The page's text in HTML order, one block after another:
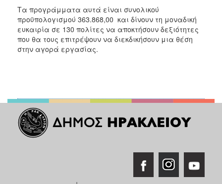
Τα προγράμματα αυτά είναι συνολικού
προϋπολογισμού 363.868,00  και δίνουν τη μοναδική
ευκαιρία σε 130 πολίτες να αποκτήσουν δεξιότητες
που θα τους επιτρέψουν να διεκδικήσουν μια θέση
στην αγορά εργασίας.